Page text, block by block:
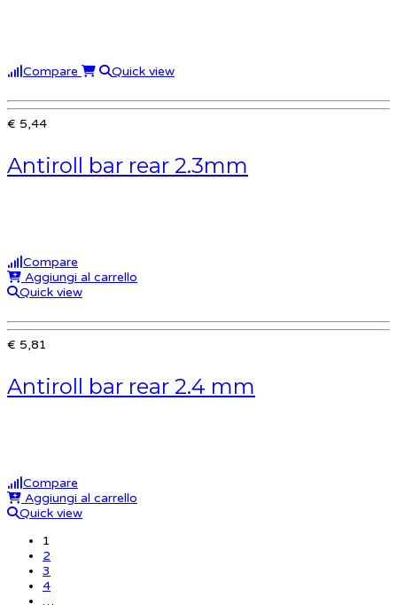
Compare Quick view
€ 5,44
Antiroll bar rear 2.3mm
Compare
Aggiungi al carrello
Quick view
€ 5,81
Antiroll bar rear 2.4 mm
Compare
Aggiungi al carrello
Quick view
1
2
3
4
…